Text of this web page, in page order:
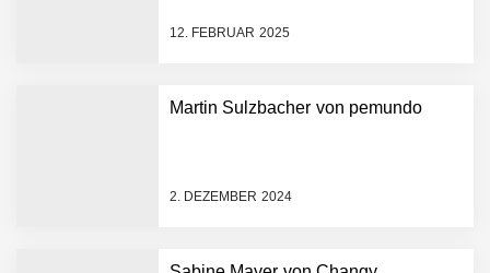
12. FEBRUAR 2025
Martin Sulzbacher von pemundo
2. DEZEMBER 2024
Manuel Messner von